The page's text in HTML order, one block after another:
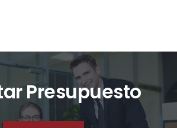
Presupuesto